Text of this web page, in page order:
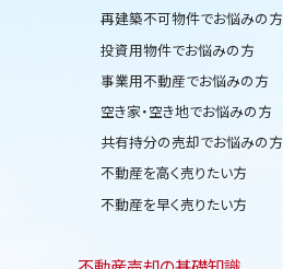
再建築不可物件でお悩みの方
投資用物件でお悩みの方
事業用不動産でお悩みの方
空き家・空き地でお悩みの方
共有持分の売却でお悩みの方
不動産を高く売りたい方
不動産を早く売りたい方